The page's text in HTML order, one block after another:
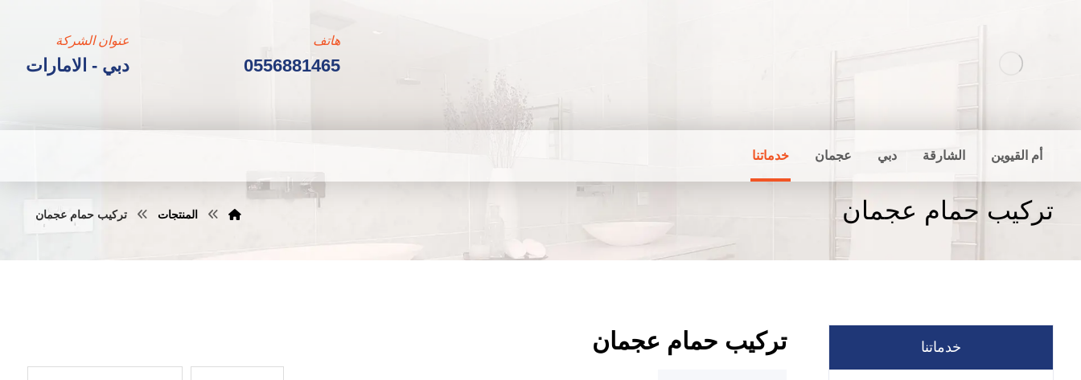
عنوان الشركة
دبي - الامارات
هاتف
0556881465
أم القيوين الشارقة دبي عجمان خدماتنا
تركيب حمام عجمان المنتجات تركيب حمام عجمان
تركيب حمام عجمان خدماتنا